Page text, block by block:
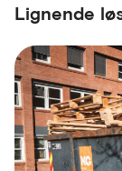
Lignende